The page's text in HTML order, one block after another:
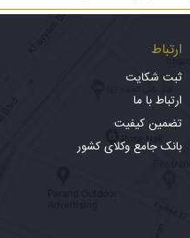
ارتباط
ثبت شکایت
ارتباط با ما
تضمین کیفیت
بانک جامع وکلای کشور